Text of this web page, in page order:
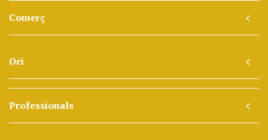
Comerç
Oci
Professionals